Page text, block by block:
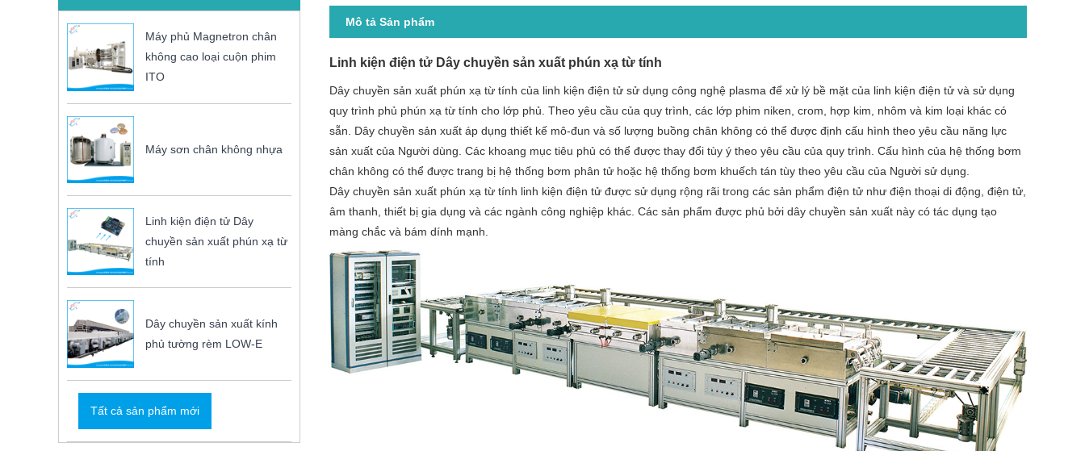
Máy phủ Magnetron chân
không cao loại cuộn phim
ITO
Máy sơn chân không nhựa
Linh kiện điện tử Dây
chuyền sản xuất phún xạ từ
tính
Dây chuyền sản xuất kính
phủ tường rèm LOW-E
Tất cả sản phẩm mới
Mô tả Sản phẩm
Linh kiện điện tử Dây chuyền sản xuất phún xạ từ tính
Dây chuyền sản xuất phún xạ từ tính của linh kiện điện tử sử dụng công nghệ plasma để xử lý bề mặt của linh kiện điện tử và sử dụng
quy trình phủ phún xạ từ tính cho lớp phủ. Theo yêu cầu của quy trình, các lớp phim niken, crom, hợp kim, nhôm và kim loại khác có
sẵn. Dây chuyền sản xuất áp dụng thiết kế mô-đun và số lượng buồng chân không có thể được định cấu hình theo yêu cầu năng lực
sản xuất của Người dùng. Các khoang mục tiêu phủ có thể được thay đổi tùy ý theo yêu cầu của quy trình. Cấu hình của hệ thống bơm
chân không có thể được trang bị hệ thống bơm phân tử hoặc hệ thống bơm khuếch tán tùy theo yêu cầu của Người sử dụng.
Dây chuyền sản xuất phún xạ từ tính linh kiện điện tử được sử dụng rộng rãi trong các sản phẩm điện tử như điện thoại di động, điện tử,
âm thanh, thiết bị gia dụng và các ngành công nghiệp khác. Các sản phẩm được phủ bởi dây chuyền sản xuất này có tác dụng tạo
màng chắc và bám dính mạnh.